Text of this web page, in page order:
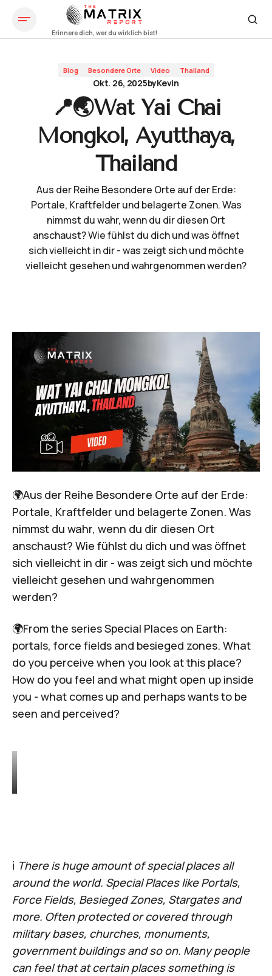
📍🌏Wat Yai Chai Mongkol, Ayutthaya, Thailand
Blog Besondere Orte Video Thailand
Okt. 26, 2025byKevin
📍🌏Wat Yai Chai
Mongkol, Ayutthaya,
Thailand
Aus der Reihe Besondere Orte auf der Erde:
Portale, Kraftfelder und belagerte Zonen. Was
nimmst du wahr, wenn du dir diesen Ort
anschaust? Wie fühlst du dich und was öffnet
sich vielleicht in dir - was zeigt sich und möchte
vielleicht gesehen und wahrgenommen werden?
🌍Aus der Reihe Besondere Orte auf der Erde:
Portale, Kraftfelder und belagerte Zonen. Was
nimmst du wahr, wenn du dir diesen Ort
anschaust? Wie fühlst du dich und was öffnet
sich vielleicht in dir - was zeigt sich und möchte
vielleicht gesehen und wahrgenommen
werden?
🌍From the series Special Places on Earth:
portals, force fields and besieged zones. What
do you perceive when you look at this place?
How do you feel and what might open up inside
you - what comes up and perhaps wants to be
seen and perceived?
ℹ️ There is huge amount of special places all
around the world. Special Places like Portals,
Force Fields, Besieged Zones, Stargates and
more. Often protected or covered through
military bases, churches, monuments,
government buildings and so on. Many people
can feel that at certain places something is